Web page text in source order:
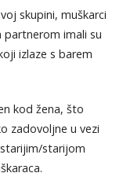
skupini, muškarci
partnerom imali su
izlaze s barem
kod žena, što
zadovoljne u vezi
starijom